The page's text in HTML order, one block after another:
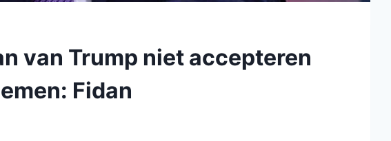
van Trump niet accepteren
Fidan